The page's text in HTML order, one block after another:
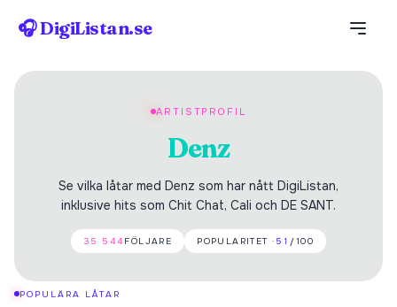
🎧 DigiListan.se
ARTISTPROFIL
Denz
Se vilka låtar med Denz som har nått DigiListan,
inklusive hits som Chit Chat, Cali och DE SANT.
35 544 FÖLJARE POPULARITET · 51 /100
POPULÄRA LÅTAR